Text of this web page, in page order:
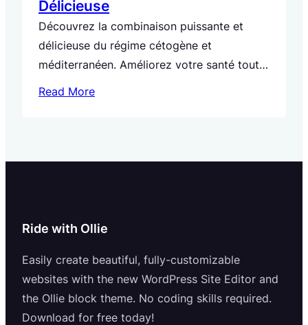
Délicieuse
Découvrez la combinaison puissante et
délicieuse du régime cétogène et
méditerranéen. Améliorez votre santé tout
Read More
Ride with Ollie
Easily create beautiful, fully-customizable
websites with the new WordPress Site Editor and
the Ollie block theme. No coding skills required.
Download for free today!